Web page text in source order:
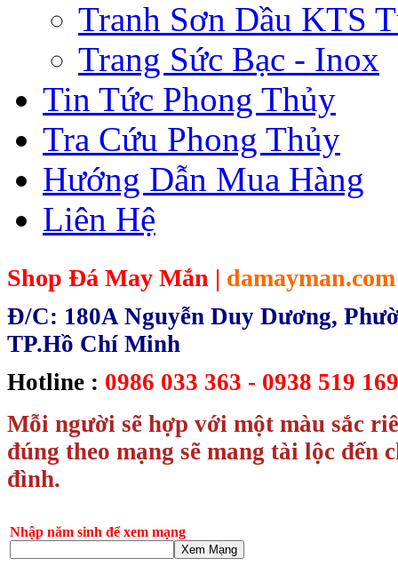
Tranh Sơn Dầu KTS
Trang Sức Bạc - Inox
Tin Tức Phong Thủy
Tra Cứu Phong Thủy
Hướng Dẫn Mua Hàng
Liên Hệ
Shop Đá May Mắn | damayman.com
Đ/C: 180A Nguyễn Duy Dương,
TP.Hồ Chí Minh
Hotline : 0986 033 363 - 0938 519
Mỗi người sẽ hợp với một màu sắc
đúng theo mạng sẽ mang tài lộc đến
đình.
Nhập năm sinh để xem mạng
Xem Mạng